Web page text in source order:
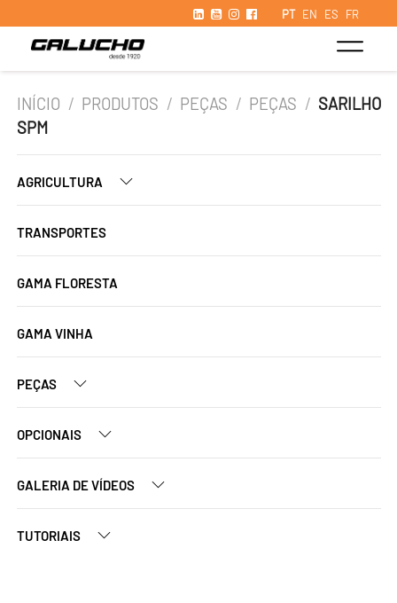
PT EN ES FR
INÍCIO / PRODUTOS / PEÇAS / PEÇAS / SARILHO
SPM
AGRICULTURA
TRANSPORTES
GAMA FLORESTA
GAMA VINHA
PEÇAS
OPCIONAIS
GALERIA DE VÍDEOS
TUTORIAIS